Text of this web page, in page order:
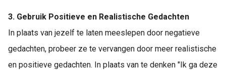
3. Gebruik Positieve en Realistische Gedachten
In plaats van jezelf te laten meeslepen door negatieve
gedachten, probeer ze te vervangen door meer realistische
en positieve gedachten. In plaats van te denken "Ik ga deze